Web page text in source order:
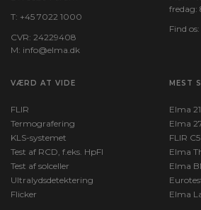
T: +45 7022 1000
CVR: 24229408
M: info@elma.dk
fredag:
Find os:
VÆRD AT VIDE
FLIR
Termografering
KLS-systemet
Test af RCD, f.eks. HpFI
Test af solceller
Ultralydsdetektering
Flicker
MEST
Elma
Elma
FLIR
Elma
Elma
Elma